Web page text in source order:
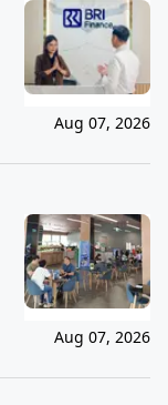
Aug 07, 2026
Aug 07, 2026